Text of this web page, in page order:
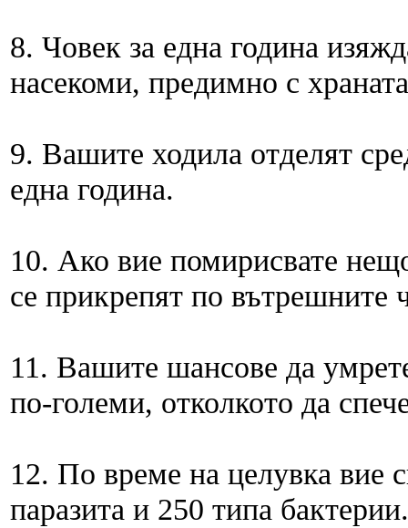
8. Човек за една година
насекоми, предимно с
9. Вашите ходила отделят
една година.
10. Ако вие помирисвате
се прикрепят по вътрешните
11. Вашите шансове да
по-големи, отколкото да
12. По време на целувка вие
паразита и 250 типа бактерии.